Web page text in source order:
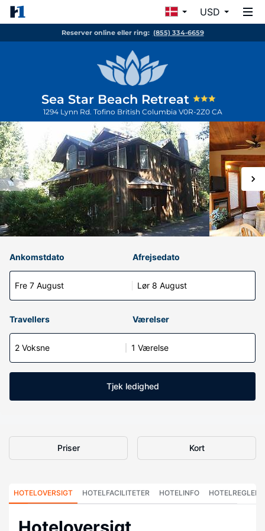
USD
Reserver online eller ring: (855) 334-6659
Sea Star Beach Retreat
1294 Lynn Rd. Tofino British Columbia V0R-2Z0 CA
Ankomstdato
Fre 7 August
Afrejsedato
Lør 8 August
Travellers Værelser
2 Voksne 1 Værelse
Tjek ledighed
Priser Kort
HOTELOVERSIGT HOTELFACILITETER HOTELINFO HOTELREGLER